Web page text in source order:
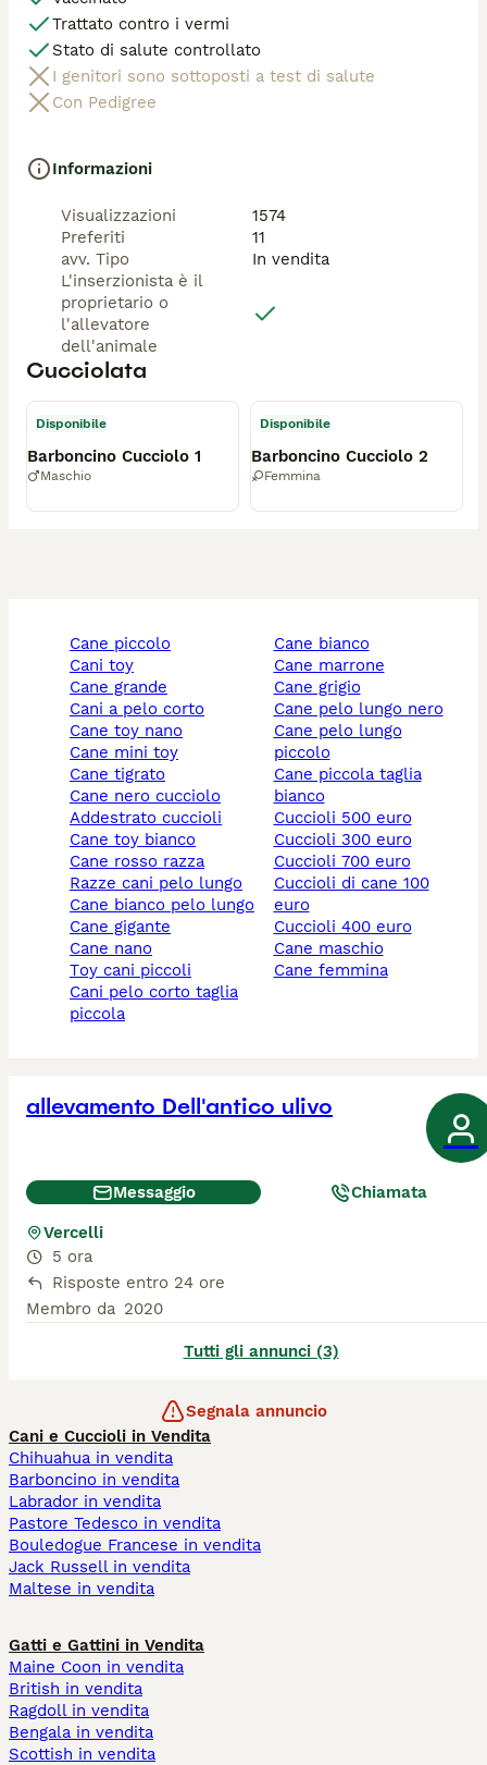
Trattato contro i vermi
Stato di salute controllato
I genitori sono sottoposti a test di salute
Con Pedigree
Informazioni
Visualizzazioni
1574
Preferiti
11
avv. Tipo
In vendita
L'inserzionista è il
proprietario o
l'allevatore
dell'animale
Cucciolata
Disponibile
Barboncino Cucciolo 1
Maschio
Disponibile
Barboncino Cucciolo 2
Femmina
cane piccolo
cani toy
cane grande
cani a pelo corto
cane toy nano
cane mini toy
cane tigrato
cane nero cucciolo
addestrato cuccioli
cane toy bianco
cane rosso razza
razze cani pelo lungo
cane bianco pelo lungo
cane gigante
cane nano
toy cani piccoli
cani pelo corto taglia
piccola
cane bianco
cane marrone
cane grigio
cane pelo lungo nero
cane pelo lungo
piccolo
cane piccola taglia
bianco
cuccioli 500 euro
cuccioli 300 euro
cuccioli 700 euro
cuccioli di cane 100
euro
cuccioli 400 euro
cane maschio
cane femmina
allevamento Dell'antico ulivo
Messaggio Chiamata
Vercelli
5 ora
Risposte entro 24 ore
Membro da 2020
Tutti gli annunci (3)
Segnala annuncio
Cani e Cuccioli in Vendita
Chihuahua in vendita
Barboncino in vendita
Labrador in vendita
Pastore Tedesco in vendita
Bouledogue Francese in vendita
Jack Russell in vendita
Maltese in vendita
Gatti e Gattini in Vendita
Maine Coon in vendita
British in vendita
Ragdoll in vendita
Bengala in vendita
Scottish in vendita